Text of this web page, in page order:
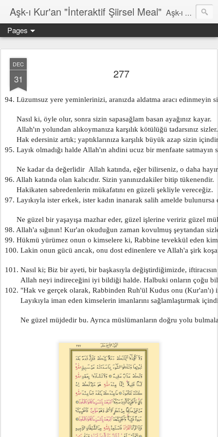
Aşk-ı Kur'an "İnteraktif Şiirsel Meal" Aşk-ı Kur'an; Orjinali, devrin tüm şiirlerini ortadan kaldırıp, kendine özgün şiirsel ahengiyle, tahta oturan Kur'an'ı Kerim'dir. Bu çalışma ise şiir tadında, ama şiir olduğu iddaa edilmeyen özgün bir mealidir. Şiir, şairin kendine göre hissettiği, şiir okuyucunun da kendine göre haz aldığı özgün bir duygusal bütünlüktür. İnteraktif Kuran'ı Kerim Meali, işiten herkese kendine has ruhsal bir bütünlük verir.
Pages
DEC
31 277
94. Lüzumsuz yere yeminlerinizi, aranızda aldatma aracı edinmeyin
Nasıl ki, öyle olur, sonra sizin sapasağlam basan ayağınız kayar.
Allah'ın yolundan alıkoymanıza karşılık kötülüğü tadarsınız sizler.
Hak edersiniz artık; yaptıklarınıza karşılık büyük azap sizin
95. Layık olmadığı halde Allah'ın ahdini ucuz bir menfaate satmayın
Ne kadar da değerlidir  Allah katında, eğer bilirseniz, o daha
96. Allah katında olan kalıcıdır. Sizin yanınızdakiler bitip tükenendir.
Hakikaten sabredenlerin mükafatını en güzeli şekliyle vereceğiz.
97. Layıkıyla ister erkek, ister kadın inanarak salih amelde bulunursa
Ne güzel bir yaşayışa mazhar eder, güzel işlerine veririz güzel
98. Allah'a sığının! Kur'an okuduğun zaman kovulmuş şeytandan
99. Hükmü yürümez onun o kimselere ki, Rabbine tevekkül eden
100. Lakin onun gücü ancak, onu dost edinenlere ve Allah'a şirk
101. Nasıl ki; Biz bir ayeti, bir başkasıyla değiştirdiğimizde,
Allah neyi indireceğini iyi bildiği halde. Halbuki onların çoğu
102. "Hak ve gerçek olarak, Rabbinden Ruh'ül Kudus onu (Kur'an'ı)
Layıkıyla iman eden kimselerin imanlarını sağlamlaştırmak
Ne güzel müjdedir bu. Ayrıca müslümanların doğru yolu